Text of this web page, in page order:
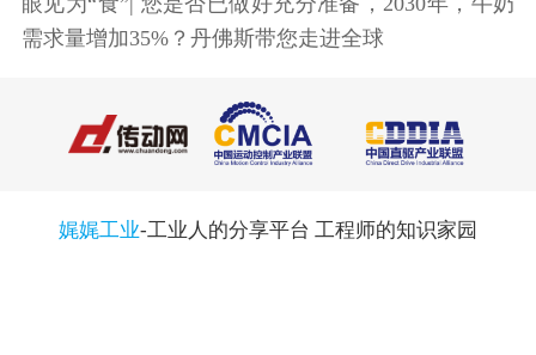
需求量增加35%？丹佛斯带您走进全球
娓娓工业-工业人的分享平台 工程师的知识家园